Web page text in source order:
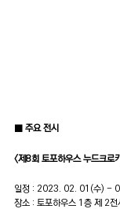
■ 주요 전시
<제8회 토포하우스 누드크로
일정 : 2023. 02. 01(수) -
장소 : 토포하우스 1층 제 2전